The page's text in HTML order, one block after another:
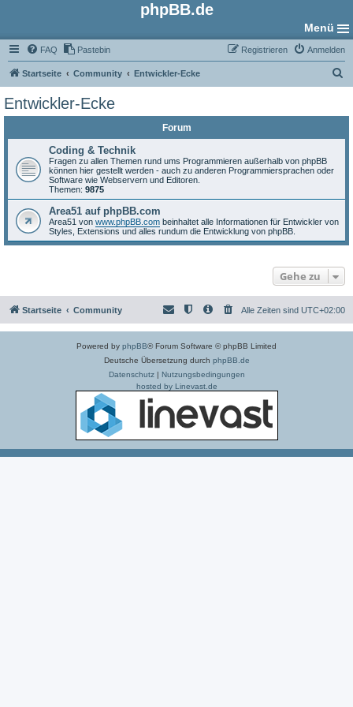
phpBB.de
Menü
FAQ Pastebin Anmelden
Registrieren
Startseite Community Entwickler-Ecke
Entwickler-Ecke
Forum
Coding & Technik
Fragen zu allen Themen rund ums Programmieren außerhalb von phpBB
können hier gestellt werden - auch zu anderen Programmiersprachen oder
Software wie Webservern und Editoren.
Themen: 9875
Area51 auf phpBB.com
Area51 von www.phpBB.com beinhaltet alle Informationen für Entwickler von
Styles, Extensions und alles rundum die Entwicklung von phpBB.
Gehe zu
Startseite Community Alle Zeiten sind UTC+02:00
Powered by phpBB® Forum Software © phpBB Limited
Deutsche Übersetzung durch phpBB.de
Datenschutz| Nutzungsbedingungen
hosted by Linevast.de